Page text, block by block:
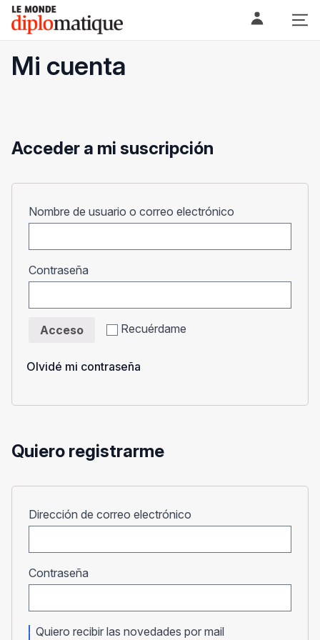
Skip
content
Le monde diplomatique
Mi cuenta
Acceder a mi suscripción
Nombre de usuario o correo electrónico
Contraseña
Recuérdame
Acceso
Olvidé mi contraseña
Quiero registrarme
Dirección de correo electrónico
Contraseña
Quiero recibir las novedades por mail